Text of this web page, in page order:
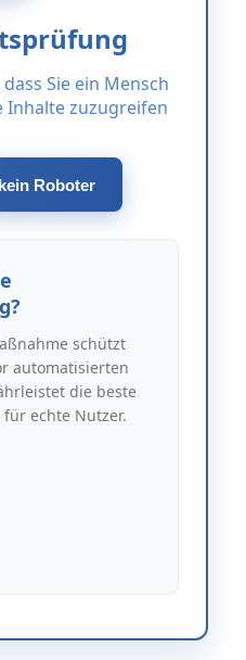
Sie ein Mensch
Inhalte zuzugreifen
Roboter
schützt
automatisierten
die beste
echte Nutzer.